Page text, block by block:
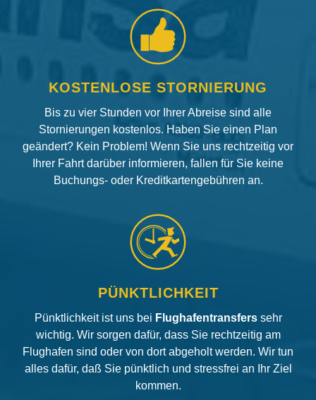
KOSTENLOSE STORNIERUNG
Bis zu vier Stunden vor Ihrer Abreise sind alle
Stornierungen kostenlos. Haben Sie einen Plan
geändert? Kein Problem! Wenn Sie uns rechtzeitig vor
Ihrer Fahrt darüber informieren, fallen für Sie keine
Buchungs- oder Kreditkartengebühren an.
PÜNKTLICHKEIT
Pünktlichkeit ist uns bei Flughafentransfers sehr
wichtig. Wir sorgen dafür, dass Sie rechtzeitig am
Flughafen sind oder von dort abgeholt werden. Wir tun
alles dafür, daß Sie pünktlich und stressfrei an Ihr Ziel
kommen.